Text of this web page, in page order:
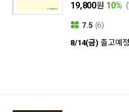
19,800원 10%
7.5 (6)
8/14(금) 출고예정